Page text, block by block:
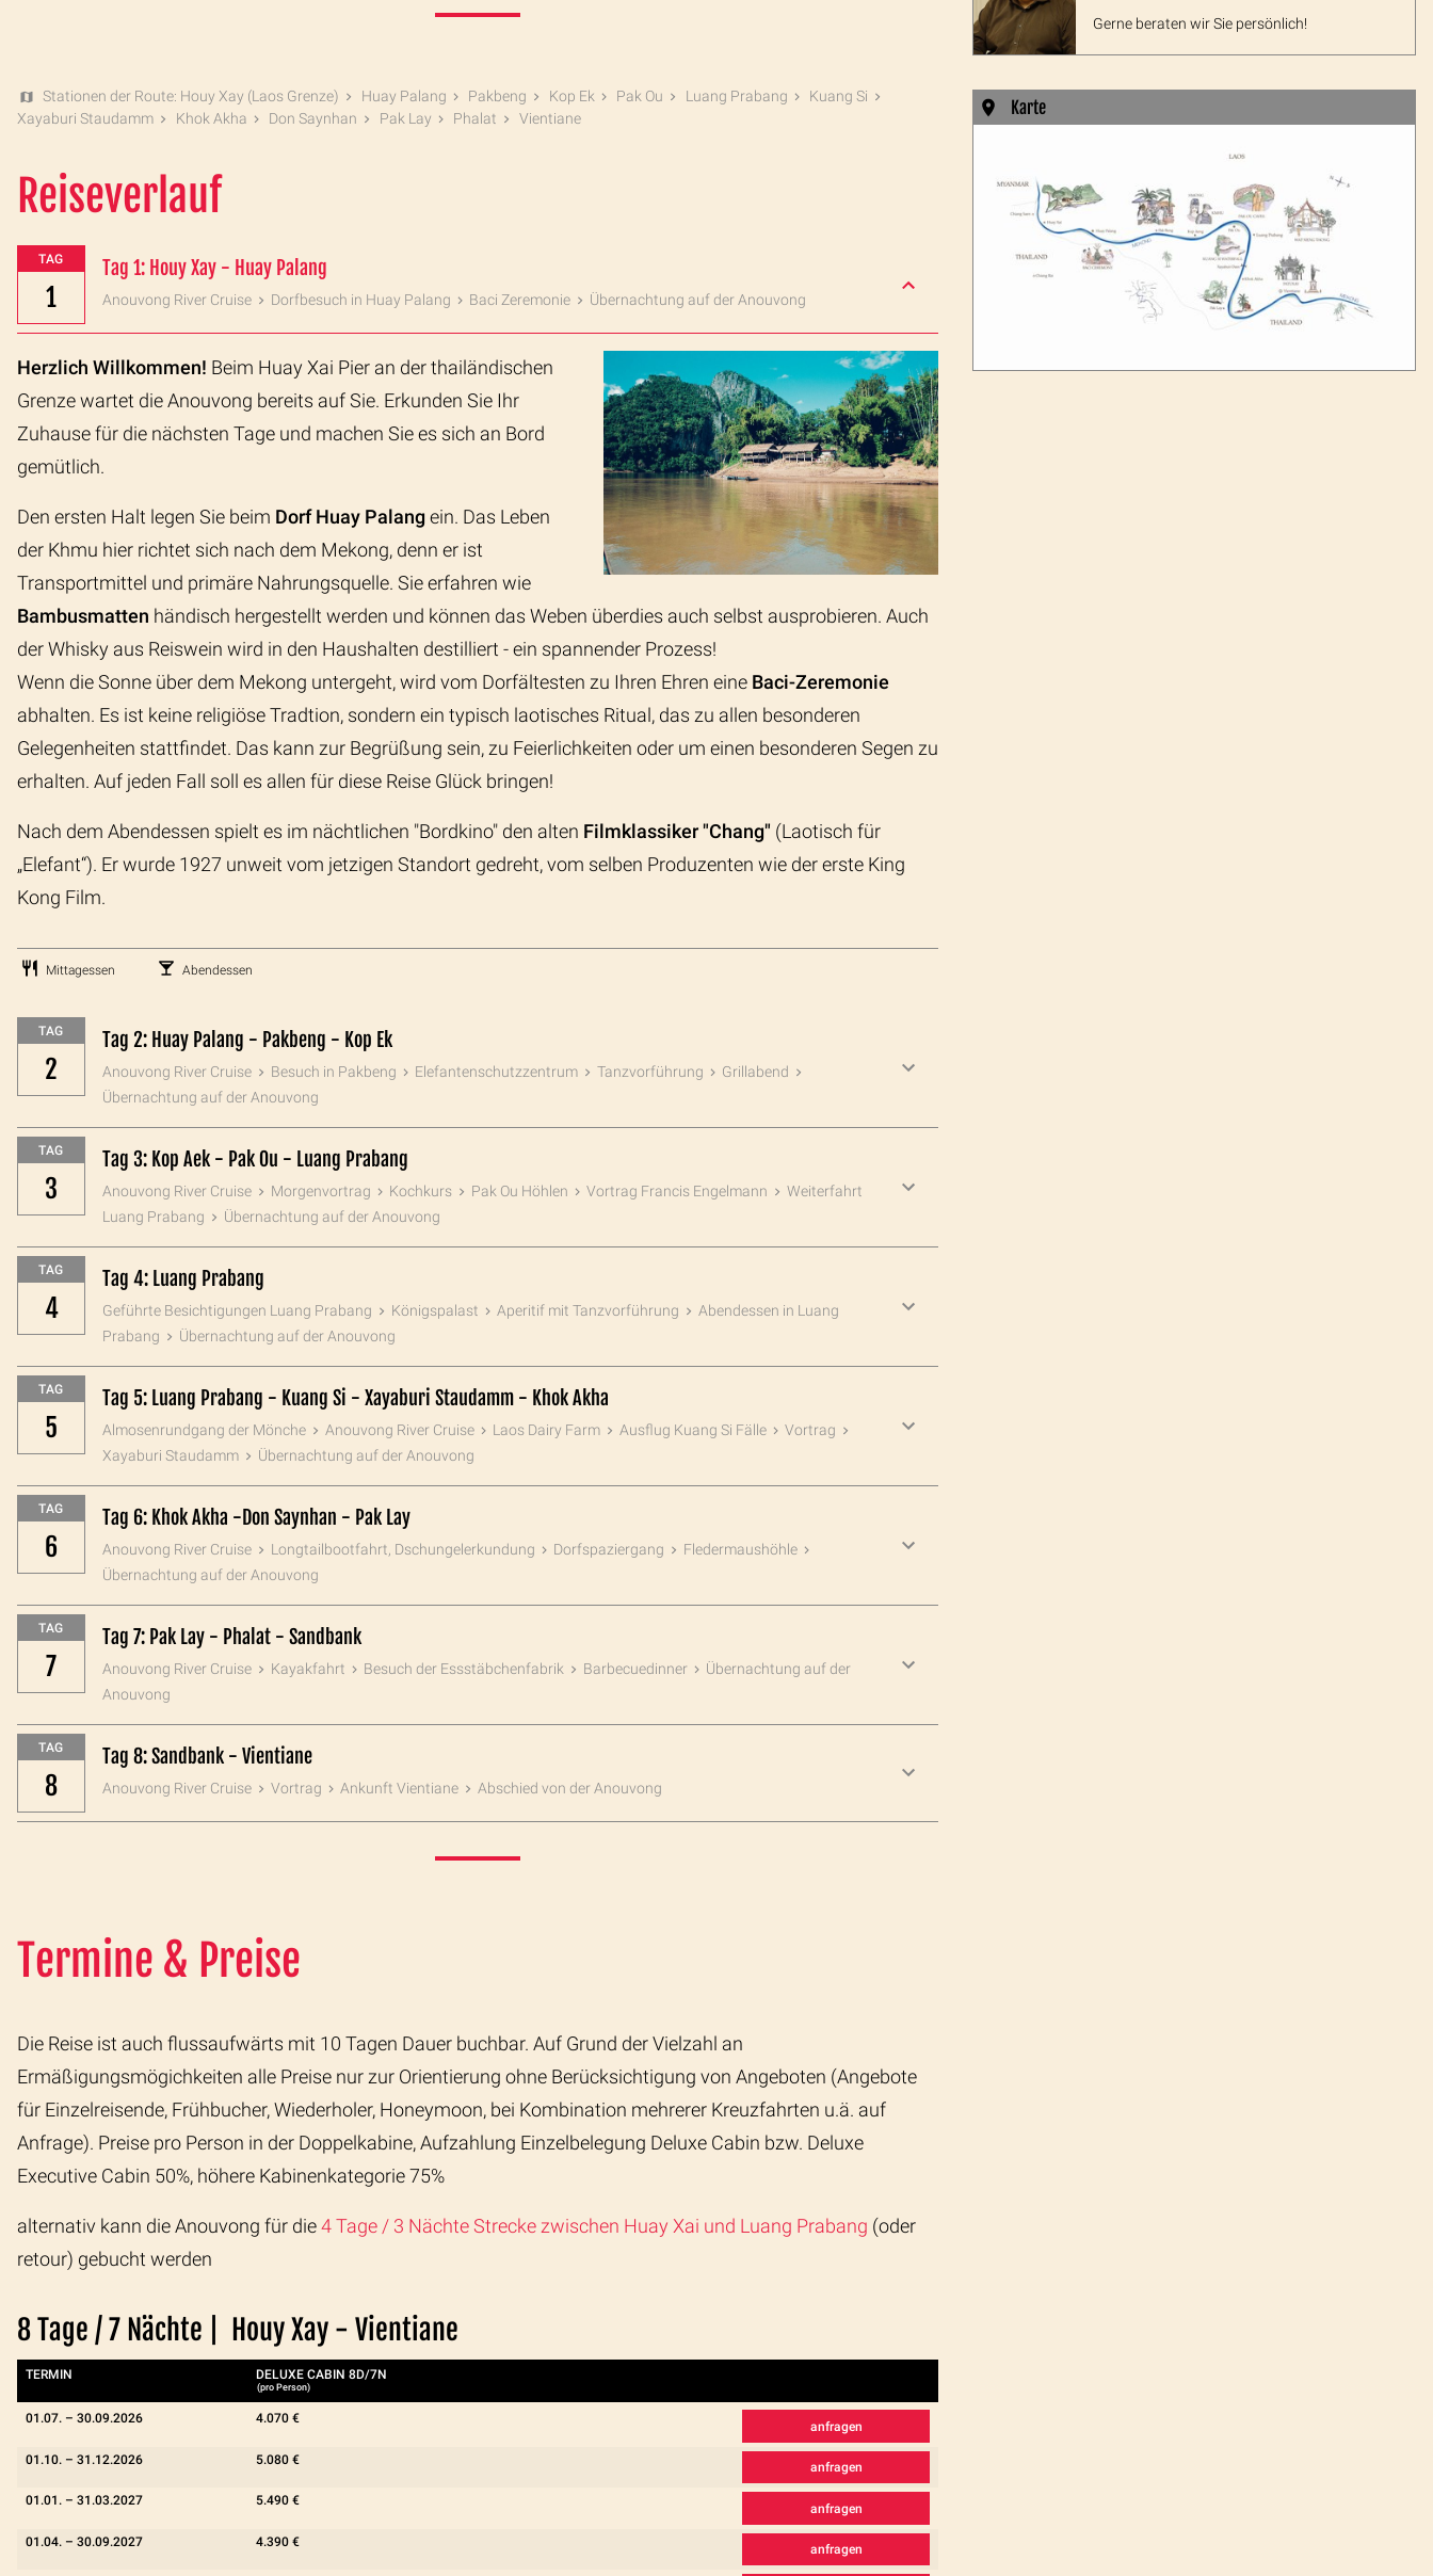
Stationen der Route: Houy Xay (Laos Grenze) Huay Palang Pakbeng Kop Ek Pak Ou Luang Prabang
Kuang Si
Xayaburi Staudamm
Khok Akha Don Saynhan Pak Lay Phalat Vientiane
Reiseverlauf
TAG
1
Tag 1: Houy Xay - Huay Palang
Anouvong River Cruise Dorfbesuch in Huay Palang Baci Zeremonie Übernachtung auf der Anouvong
Herzlich Willkommen! Beim Huay Xai Pier an der thailändischen
Grenze wartet die Anouvong bereits auf Sie. Erkunden Sie Ihr
Zuhause für die nächsten Tage und machen Sie es sich an Bord
gemütlich.
Den ersten Halt legen Sie beim Dorf Huay Palangein. Das Leben
der Khmu hier richtet sich nach dem Mekong, denn er ist
Transportmittel und primäre Nahrungsquelle. Sie erfahren wie
Bambusmatten händisch hergestellt werden und können das Weben überdies auch selbst ausprobieren. Auch
der Whisky aus Reiswein wird in den Haushalten destilliert - ein spannender Prozess!
Wenn die Sonne über dem Mekong untergeht, wird vom Dorfältesten zu Ihren Ehren eine Baci-Zeremonie
abhalten. Es ist keine religiöse Tradtion, sondern ein typisch laotisches Ritual, das zu allen besonderen
Gelegenheiten stattfindet. Das kann zur Begrüßung sein, zu Feierlichkeiten oder um einen besonderen Segen zu
erhalten. Auf jeden Fall soll es allen für diese Reise Glück bringen!
Nach dem Abendessen spielt es im nächtlichen "Bordkino" den alten Filmklassiker "Chang" (Laotisch für
„Elefant“). Er wurde 1927 unweit vom jetzigen Standort gedreht, vom selben Produzenten wie der erste King
Kong Film.
Mittagessen Abendessen
TAG
2
Tag 2: Huay Palang - Pakbeng - Kop Ek
Anouvong River Cruise Besuch in Pakbeng Elefantenschutzzentrum Tanzvorführung
Grillabend
Übernachtung auf der Anouvong
TAG
3
Tag 3: Kop Aek - Pak Ou - Luang Prabang
Anouvong River Cruise Morgenvortrag Kochkurs Pak Ou Höhlen Vortrag Francis Engelmann
Weiterfahrt
Luang Prabang
Übernachtung auf der Anouvong
TAG
4
Tag 4: Luang Prabang
Geführte Besichtigungen Luang Prabang Königspalast Aperitif mit Tanzvorführung
Abendessen in Luang
Prabang
Übernachtung auf der Anouvong
TAG
5
Tag 5: Luang Prabang - Kuang Si - Xayaburi Staudamm - Khok Akha
Almosenrundgang der Mönche Anouvong River Cruise Laos Dairy Farm Ausflug Kuang Si Fälle
Vortrag
Xayaburi Staudamm
Übernachtung auf der Anouvong
TAG
6
Tag 6: Khok Akha -Don Saynhan - Pak Lay
Anouvong River Cruise Longtailbootfahrt, Dschungelerkundung Dorfspaziergang
Fledermaushöhle
Übernachtung auf der Anouvong
TAG
7
Tag 7: Pak Lay - Phalat - Sandbank
Anouvong River Cruise Kayakfahrt Besuch der Essstäbchenfabrik Barbecuedinner
Übernachtung auf der
Anouvong
TAG
8
Tag 8: Sandbank - Vientiane
Anouvong River Cruise Vortrag Ankunft Vientiane Abschied von der Anouvong
Termine & Preise
Die Reise ist auch flussaufwärts mit 10 Tagen Dauer buchbar. Auf Grund der Vielzahl an
Ermäßigungsmögichkeiten alle Preise nur zur Orientierung ohne Berücksichtigung von Angeboten (Angebote
für Einzelreisende, Frühbucher, Wiederholer, Honeymoon, bei Kombination mehrerer Kreuzfahrten u.ä. auf
Anfrage). Preise pro Person in der Doppelkabine, Aufzahlung Einzelbelegung Deluxe Cabin bzw. Deluxe
Executive Cabin 50%, höhere Kabinenkategorie 75%
alternativ kann die Anouvong für die4 Tage / 3 Nächte Strecke zwischen Huay Xai und Luang Prabang (oder
retour) gebucht werden
8 Tage / 7 Nächte | Houy Xay - Vientiane
TERMIN DELUXE CABIN 8D/7N
(pro Person)
01.07. – 30.09.2026 4.070 €
anfragen
01.10. – 31.12.2026 5.080 €
anfragen
01.01. – 31.03.2027 5.490 €
anfragen
01.04. – 30.09.2027 4.390 €
anfragen
Gerne beraten wir Sie persönlich!
Karte